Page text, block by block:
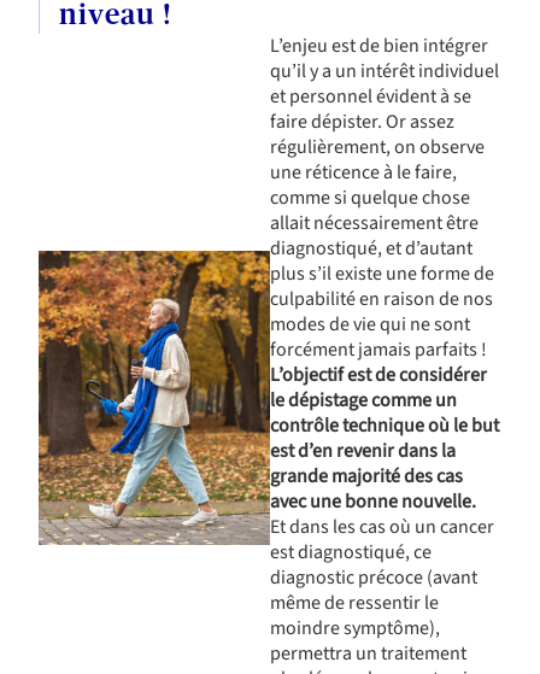
niveau !
L’enjeu est de bien intégrer
qu’il y a un intérêt individuel
et personnel évident à se
faire dépister. Or assez
régulièrement, on observe
une réticence à le faire,
comme si quelque chose
allait nécessairement être
diagnostiqué, et d’autant
plus s’il existe une forme de
culpabilité en raison de nos
modes de vie qui ne sont
forcément jamais parfaits !
L’objectif est de considérer
le dépistage comme un
contrôle technique où le but
est d’en revenir dans la
grande majorité des cas
avec une bonne nouvelle.
Et dans les cas où un cancer
est diagnostiqué, ce
diagnostic précoce (avant
même de ressentir le
moindre symptôme),
permettra un traitement